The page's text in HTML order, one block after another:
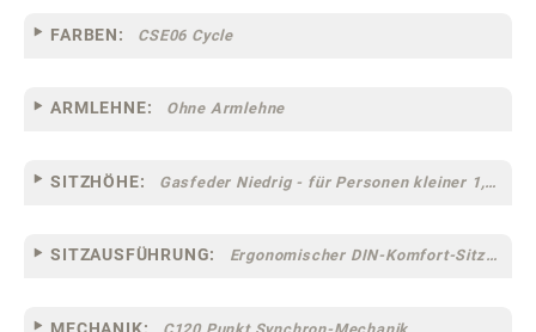
FARBEN: CSE06 Cycle
ARMLEHNE: Ohne Armlehne
SITZHÖHE: Gasfeder Niedrig - für Personen kleiner 1,60 m
SITZAUSFÜHRUNG: Ergonomischer DIN-Komfort-Sitz [75]
MECHANIK: